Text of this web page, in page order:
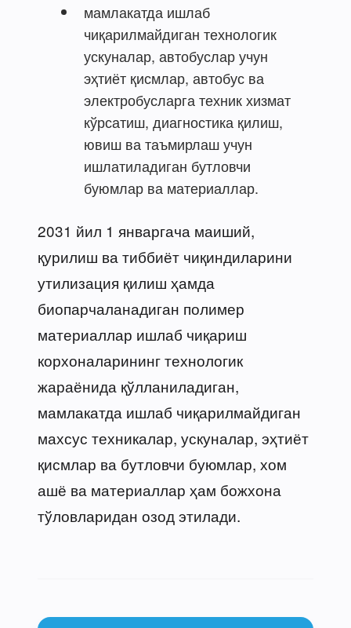
мамлакатда ишлаб
чиқарилмайдиган технологик
ускуналар, автобуслар учун
эҳтиёт қисмлар, автобус ва
электробусларга техник хизмат
кўрсатиш, диагностика қилиш,
ювиш ва таъмирлаш учун
ишлатиладиган бутловчи
буюмлар ва материаллар.
2031 йил 1 январгача маиший,
қурилиш ва тиббиёт чиқиндиларини
утилизация қилиш ҳамда
биопарчаланадиган полимер
материаллар ишлаб чиқариш
корхоналарининг технологик
жараёнида қўлланиладиган,
мамлакатда ишлаб чиқарилмайдиган
махсус техникалар, ускуналар, эҳтиёт
қисмлар ва бутловчи буюмлар, хом
ашё ва материаллар ҳам божхона
тўловларидан озод этилади.